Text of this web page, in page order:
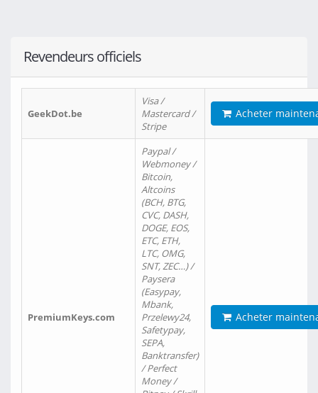
Revendeurs officiels
GeekDot.be
Visa /
Mastercard /
Stripe
Acheter
PremiumKeys.com
Paypal /
Webmoney /
Bitcoin,
Altcoins
(BCH, BTG,
CVC, DASH,
DOGE, EOS,
ETC, ETH,
LTC, OMG,
SNT, ZEC…) /
Paysera
(Easypay,
Mbank,
Przelewy24,
Safetypay,
SEPA,
Banktransfer)
/ Perfect
Money /
Acheter